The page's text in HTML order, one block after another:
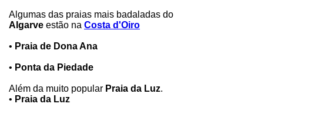
Algumas das praias mais badaladas do
Algarve estão na Costa d'Oiro
• Praia de Dona Ana
• Ponta da Piedade
Além da muito popular Praia da Luz.
• Praia da Luz